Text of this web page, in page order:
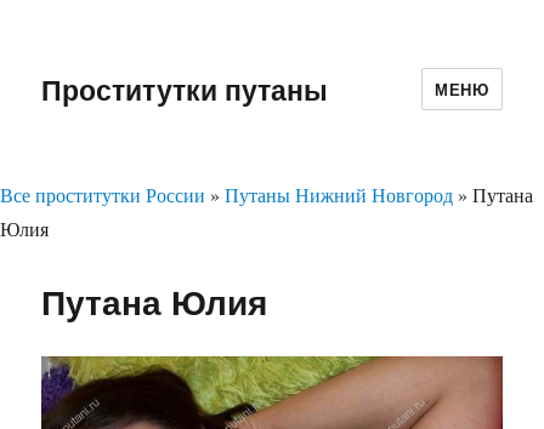
Проститутки путаны МЕНЮ
Все проститутки России » Путаны Нижний Новгород» Путана
Юлия
Путана Юлия